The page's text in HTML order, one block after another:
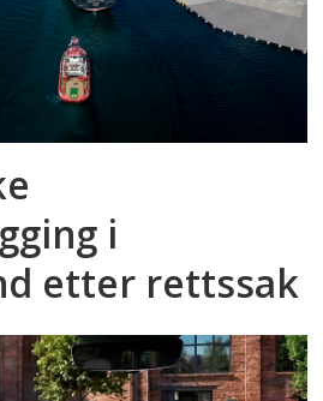
i
etter rettssak